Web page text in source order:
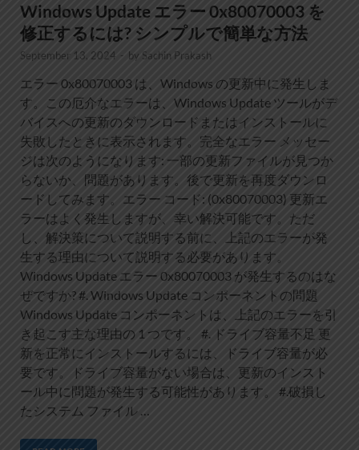
Windows Update エラー 0x80070003 を
修正するには? シンプルで簡単な方法
September 13, 2024 - by Sachin Prakash
エラー 0x80070003 は、Windows の更新中に発生しま
す。この厄介なエラーは、Windows Update ツールがデ
バイスへの更新のダウンロードまたはインストールに
失敗したときに表示されます。完全なエラー メッセー
ジは次のようになります: 一部の更新ファイルが見つか
らないか、問題があります。後で更新を再度ダウンロ
ードしてみます。エラー コード: (0x80070003) 更新エ
ラーはよく発生しますが、幸い解決可能です。ただ
し、解決策について説明する前に、上記のエラーが発
生する理由について説明する必要があります。
Windows Update エラー 0x80070003 が発生するのはな
ぜですか? #. Windows Update コンポーネントの問題
Windows Update コンポーネントは、上記のエラーを引
き起こす主な理由の 1 つです。 #. ドライブ容量不足 更
新を正常にインストールするには、ドライブ容量が必
要です。ドライブ容量がない場合は、更新のインスト
ール中に問題が発生する可能性があります。 #.破損し
たシステム ファイル …